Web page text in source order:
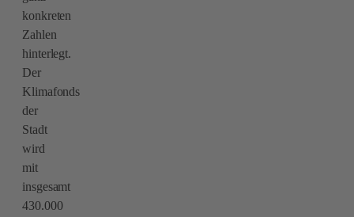
konkreten
Zahlen
hinterlegt.
Der
Klimafonds
der
Stadt
wird
mit
insgesamt
430.000